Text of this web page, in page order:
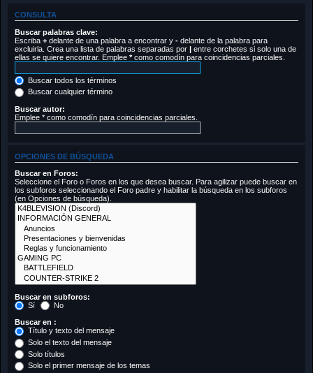
CONSULTA
Buscar palabras clave:
Escriba + delante de una palabra a encontrar y - delante de la palabra para
excluirla. Crea una lista de palabras separadas por | entre corchetes si solo una de
ellas se quiere encontrar. Emplee *como comodín para coincidencias parciales.
Buscar todos los términos
Buscar cualquier término
Buscar autor:
Emplee * como comodín para coincidencias parciales.
OPCIONES DE BÚSQUEDA
Buscar en Foros:
Seleccione el Foro o Foros en los que desea buscar. Para agilizar puede buscar en
los subforos seleccionando el Foro padre y habilitar la búsqueda en los subforos
(en Opciones de búsqueda).
Buscar en subforos:
Sí
No
Buscar en :
Título y texto del mensaje
Solo el texto del mensaje
Solo títulos
Solo el primer mensaje de los temas